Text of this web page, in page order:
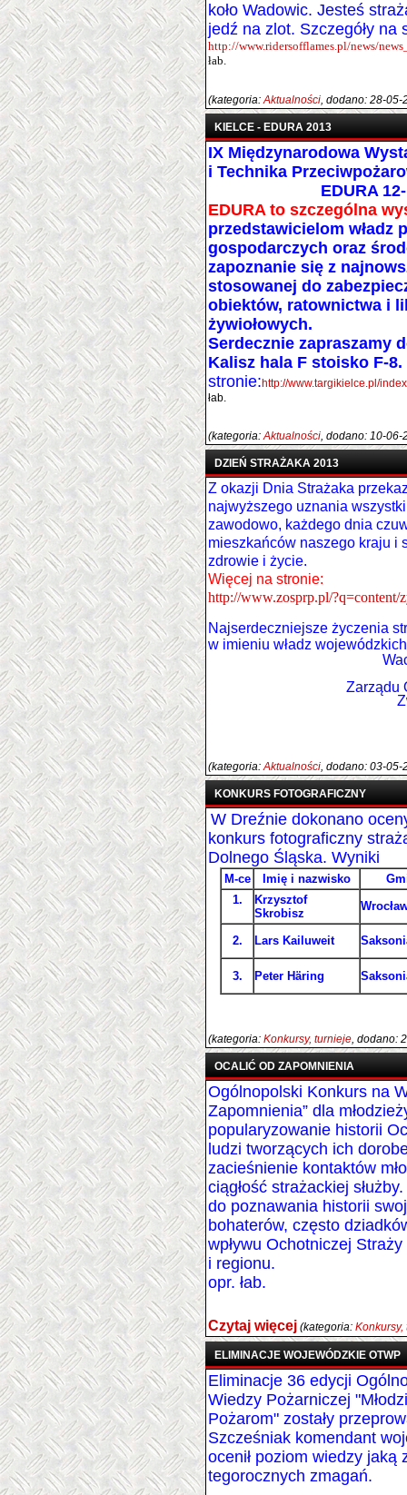
koło Wadowic. Jesteś
jedź na zlot. Szczegóły na
http://www.ridersofflames.pl/news/
łab.
(kategoria:Aktualności, dodano: 28-05-
KIELCE - EDURA 2013
IX Międzynarodowa
i Technika
EDURA
EDURA to szczególna
przedstawicielom władz
gospodarczych oraz
zapoznanie się z
stosowanej do
obiektów, ratownictwa i
żywiołowych.
Serdecznie zapraszamy
Kalisz hala F stoisko F-8.
stronie:http://www.targikielce.pl/
łab.
(kategoria:Aktualności, dodano: 10-06-
DZIEŃ STRAŻAKA 2013
Z okazji Dnia Strażaka
najwyższego uznania
zawodowo, każdego dnia
mieszkańców naszego kraju i
zdrowie i życie.
Więcej na stronie:
http://www.zosprp.pl/?q=content/
Najserdeczniejsze życzenia
w imieniu władz
Wacław
Zarządu
Związku
(kategoria:Aktualności, dodano: 03-05-
KONKURS FOTOGRAFICZNY
W Dreźnie dokonano
konkurs fotograficzny
Dolnego Śląska. Wyniki
M-ce Imię i nazwisko
1.
Krzysztof
Skrobisz
2. Lars Kailuweit
3. Peter Häring
(kategoria: Konkursy, turnieje, dodano:
OCALIĆ OD ZAPOMNIENIA
Ogólnopolski Konkurs na
Zapomnienia” dla
popularyzowanie historii
ludzi tworzących ich
zacieśnienie kontaktów
ciągłość strażackiej
do poznawania historii
bohaterów, często
wpływu Ochotniczej
i regionu.
opr. łab.
Czytaj więcej (kategoria: Konkursy,
ELIMINACJE WOJEWÓDZKIE OTWP
Eliminacje 36 edycji
Wiedzy Pożarniczej
Pożarom" zostały
Szcześniak komendant
ocenił poziom wiedzy
tegorocznych zmagań.